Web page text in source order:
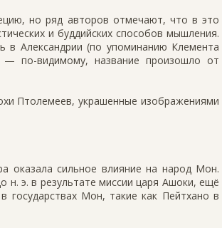
но ряд авторов отмечают, что в это
и буддийских способов мышления.
в Александрии (по упоминанию Клемента
— по-видимому, название произошло от
Птолемеев, украшенные изображениями
оказала сильное влияние на народ Мон.
н. э. в результате миссии царя Ашоки, ещё
государствах Мон, такие как Пейтхано в